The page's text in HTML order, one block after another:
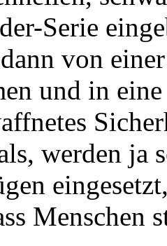
Serie
von
und in
werden ja
Menschen